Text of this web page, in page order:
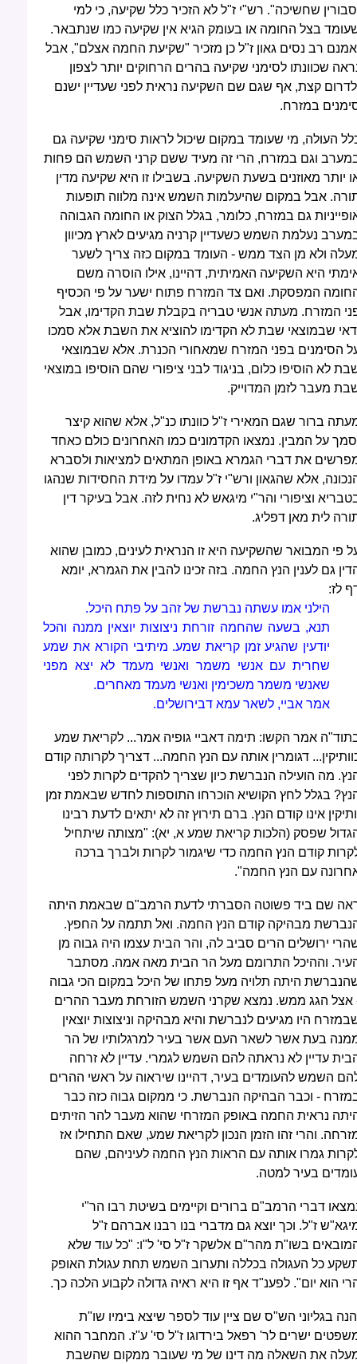
שחשיכה". רש"י ז"ל לא הזכיר כלל שקיעה, כי למי
בצל החומה או בעומק הגיא אין שקיעה כמו שנתבאר.
רב נסים גאון ז"ל כן מזכיר "שקיעת החמה אצלם", אבל
שכוונתו לסימני שקיעה בהרים הרחוקים יותר לצפון
קצת, אף שגם שם השקיעה נראית לפני שעדיין ישנם
במזרח.
העולה, מי שעומד במקום שיכול לראות סימני שקיעה גם
וגם במזרח, הרי זה מעיד ששם קרני השמש הם פחות
יותר מאוזנים בשעת השקיעה. בשבילו זו היא שקיעה מדין
אבל במקום שהיעלמות השמש אינה מלווה תופעות
גם במזרח, כלומר, בגלל הצוק או החומה הגבוהה
נעלמת השמש כשעדיין קרניה מגיעים לארץ מכיוון
ולא מן הצד ממש - העומד במקום כזה צריך לשער
היא השקיעה האמיתית, דהיינו, אילו הוסרה משם
המפסקת. ואם צד המזרח פתוח ישער על פי הכסיף
המזרח. מעתה אנשי טבריה בקבלת שבת הקדימו, אבל
שבמוצאי שבת לא הקדימו להוציא את השבת אלא סמכו
הסימנים בפני המזרח שמאחורי הכנרת. אלא שבמוצאי
לא הוסיפו כלום, בניגוד לבני ציפורי שהם הוסיפו במוצאי
מעבר לזמן המדוייק.
ברור שגם המאירי ז"ל כוונתו כנ"ל, אלא שהוא קיצר
על המבין. נמצאו הקדמונים כמו האחרונים כולם כאחד
את דברי הגמרא באופן המתאים למציאות ולסברא
אלא שהגאון ורש"י ז"ל עמדו על מידת החסידות שנהגו
וציפורי והר"י מיגאש לא נחית לזה. אבל בעיקר דין
לית מאן דפליג.
פי המבואר שהשקיעה היא זו הנראית לעינים, כמובן שהוא
גם לענין הנץ החמה. בזה זכינו להבין את הגמרא, יומא
לז:
הילני אמו עשתה נברשת של זהב על פתח היכל.
תנא, בשעה שהחמה זורחת ניצוצות יוצאין ממנה והכל
יודעין שהגיע זמן קריאת שמע. מיתיבי הקורא את שמע
שחרית עם אנשי משמר ואנשי מעמד לא יצא מפני
שאנשי משמר משכימין ואנשי מעמד מאחרים.
אמר אביי, לשאר עמא דבירושלים.
אמר הקשו: תימה דאביי גופיה אמר... לקריאת שמע
דגומרין אותה עם הנץ החמה... דצריך לקרותה קודם
מה הועילה הנברשת כיון שצריך להקדים לקרות לפני
בגלל לחץ הקושיא הוכרחו התוספות לחדש שבאמת זמן
אינו קודם הנץ. ברם תירוץ זה לא יתאים לדעת רבינו
שפסק (הלכות קריאת שמע א, יא): "מצותה שיתחיל
קודם הנץ החמה כדי שיגמור לקרות ולברך ברכה
עם הנץ החמה".
שם ביד פשוטה הסברתי לדעת הרמב"ם שבאמת היתה
מבהיקה קודם הנץ החמה. ואל תתמה על החפץ.
ירושלים הרים סביב לה, והר הבית עצמו היה גבוה מן
וההיכל התרומם מעל הר הבית מאה אמה. מסתבר
היתה תלויה מעל פתחו של היכל במקום הכי גבוה
אצל הגג ממש. נמצא שקרני השמש הזורחת מעבר ההרים
היו מגיעים לנברשת והיא מבהיקה וניצוצות יוצאין
בעת אשר לשאר העם אשר בעיר למרגלותיו של הר
עדיין לא נראתה להם השמש לגמרי. עדיין לא זרחה
השמש להעומדים בעיר, דהיינו שיראוה על ראשי ההרים
- וכבר הבהיקה הנברשת. כי ממקום גבוה כזה כבר
נראית החמה באופק המזרחי שהוא מעבר להר הזיתים
והרי זהו הזמן הנכון לקריאת שמע, שאם התחילו אז
גמרו אותה עם הראות הנץ החמה לעיניהם, שהם
בעיר למטה.
דברי הרמב"ם ברורים וקיימים בשיטת רבו הר"י
ז"ל. וכך יוצא גם מדברי בנו רבנו אברהם ז"ל
בשו"ת מהר"ם אלשקר ז"ל סי' ל"ו: "כל עוד שלא
כל העגולה בכללה ותערוב השמש תחת עגולת האופק
הוא יום". לפענ"ד אף זו היא ראיה גדולה לקבוע הלכה כך.
בגליוני הש"ס שם ציין עוד לספר שיצא בימיו שו"ת
ישרים לר' רפאל בירדוגו ז"ל סי' ע"ז. המחבר ההוא
את השאלה מה דינו של מי שעובר ממקום שהשבת